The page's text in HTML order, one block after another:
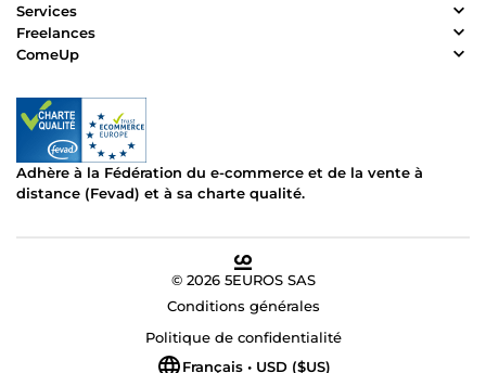
Services
Freelances
ComeUp
Adhère à la Fédération du e-commerce et de la vente à
distance (Fevad) et à sa charte qualité.
© 2026 5EUROS SAS
Conditions générales
Politique de confidentialité
Français • USD ($US)